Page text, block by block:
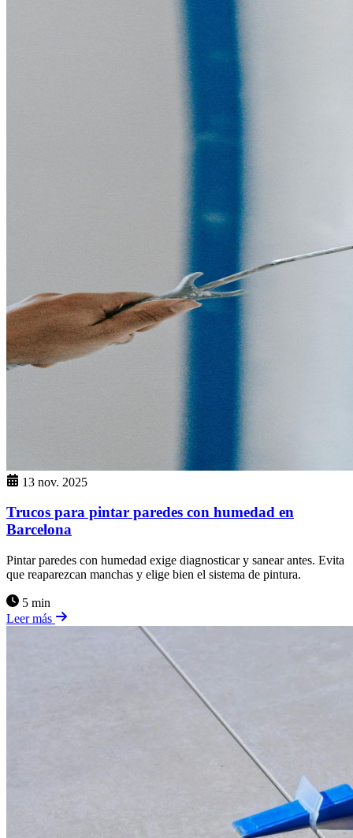
13 nov. 2025
Trucos para pintar paredes con humedad en
Barcelona
Pintar paredes con humedad exige diagnosticar y sanear antes. Evita
que reaparezcan manchas y elige bien el sistema de pintura.
5 min
Leer más